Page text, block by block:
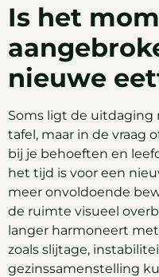
Is het
nieuwe
Soms ligt de uitdaging
tafel, maar in de vraag
bij je behoeften en
het tijd is voor een
meer onvoldoende
de ruimte visueel
langer harmoneert
zoals slijtage,
gezinssamenstelling